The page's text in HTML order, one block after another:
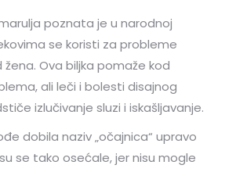
poznata je u narodnoj
se koristi za probleme
Ova biljka pomaže kod
ali leči i bolesti disajnog
izlučivanje sluzi i iskašljavanje.
dobila naziv „očajnica“ upravo
se tako osećale, jer nisu mogle